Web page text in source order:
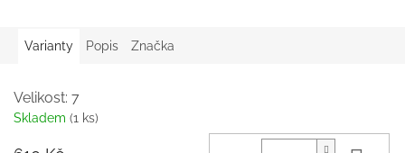
Varianty Popis Značka
Velikost: 7
Skladem (1 ks)